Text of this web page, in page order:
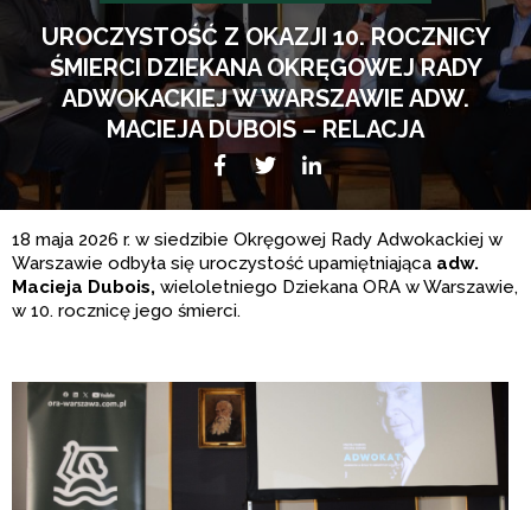
UROCZYSTOŚĆ Z OKAZJI 10. ROCZNICY
ŚMIERCI DZIEKANA OKRĘGOWEJ RADY
ADWOKACKIEJ W WARSZAWIE ADW.
MACIEJA DUBOIS – RELACJA
Facebook
TwitterLikedIn
18 maja 2026 r. w siedzibie Okręgowej Rady Adwokackiej w
Warszawie odbyła się uroczystość upamiętniająca adw.
Macieja Dubois, wieloletniego Dziekana ORA w Warszawie,
w 10. rocznicę jego śmierci.